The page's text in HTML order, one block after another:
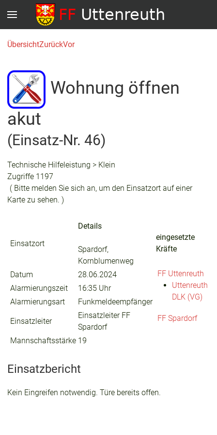
ÜbersichtZurückVor
Wohnung öffnen
akut
(Einsatz-Nr. 46)
Technische Hilfeleistung > Klein
Zugriffe 1197
( Bitte melden Sie sich an, um den Einsatzort auf einer
Karte zu sehen. )
Einsatzort
Details
Spardorf,
Kornblumenweg
Datum
28.06.2024
Alarmierungszeit
16:35 Uhr
Alarmierungsart
Funkmeldeempfänger
Einsatzleiter
Einsatzleiter FF
Spardorf
Mannschaftsstärke 19
eingesetzte
Kräfte
FF Uttenreuth
Uttenreuth
DLK (VG)
FF Spardorf
Einsatzbericht
Kein Eingreifen notwendig. Türe bereits offen.